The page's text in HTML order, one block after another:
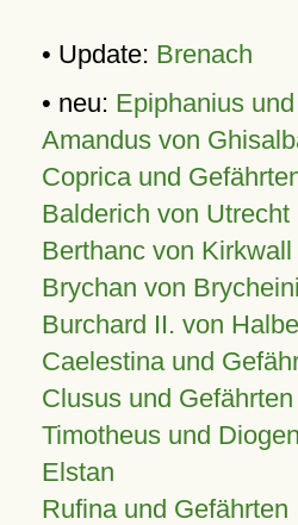
• Update: Brenach
• neu: Epiphanius
Amandus von
Coprica und
Balderich von Utrecht
Berthanc von Kirkwall
Brychan von
Burchard II. von
Caelestina und
Clusus und Gefährten
Timotheus und
Elstan
Rufina und Gefährten